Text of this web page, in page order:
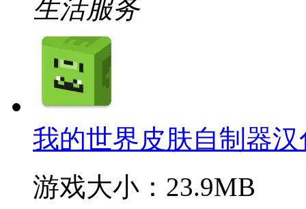
生活服务
我的世界皮肤自制器汉
游戏大小：23.9MB